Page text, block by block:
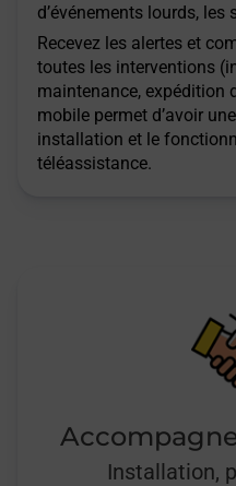
d’événements lourds, les
Recevez les alertes et
toutes les interventions
maintenance, expédition
mobile permet d’avoir
installation et le
téléassistance.
Installation,